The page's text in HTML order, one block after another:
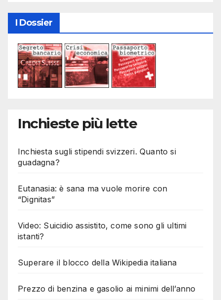
I Dossier
Inchieste più lette
Inchiesta sugli stipendi svizzeri. Quanto si
guadagna?
Eutanasia: è sana ma vuole morire con
“Dignitas”
Video: Suicidio assistito, come sono gli ultimi
istanti?
Superare il blocco della Wikipedia italiana
Prezzo di benzina e gasolio ai minimi dell’anno